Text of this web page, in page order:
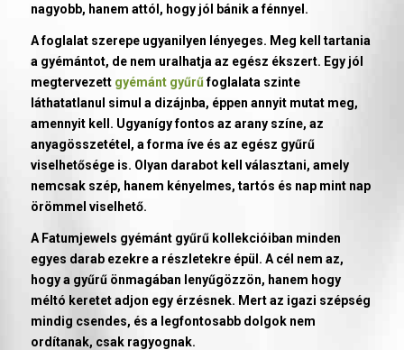
nagyobb, hanem attól, hogy jól bánik a fénnyel.
A foglalat szerepe ugyanilyen lényeges. Meg kell tartania
a gyémántot, de nem uralhatja az egész ékszert. Egy jól
megtervezett gyémánt gyűrűfoglalata szinte
láthatatlanul simul a dizájnba, éppen annyit mutat meg,
amennyit kell. Ugyanígy fontos az arany színe, az
anyagösszetétel, a forma íve és az egész gyűrű
viselhetősége is. Olyan darabot kell választani, amely
nemcsak szép, hanem kényelmes, tartós és nap mint nap
örömmel viselhető.
A Fatumjewels gyémánt gyűrű kollekcióiban minden
egyes darab ezekre a részletekre épül. A cél nem az,
hogy a gyűrű önmagában lenyűgözzön, hanem hogy
méltó keretet adjon egy érzésnek. Mert az igazi szépség
mindig csendes, és a legfontosabb dolgok nem
ordítanak, csak ragyognak.